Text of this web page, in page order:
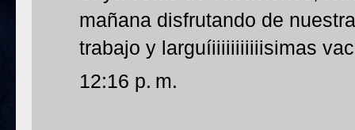
mañana disfrutando de
trabajo y larguíiiiiiiiiiiisimas
12:16 p. m.